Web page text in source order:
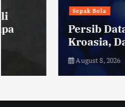
Persib Datangkan
Kroasia, Danijel
August 8, 2026